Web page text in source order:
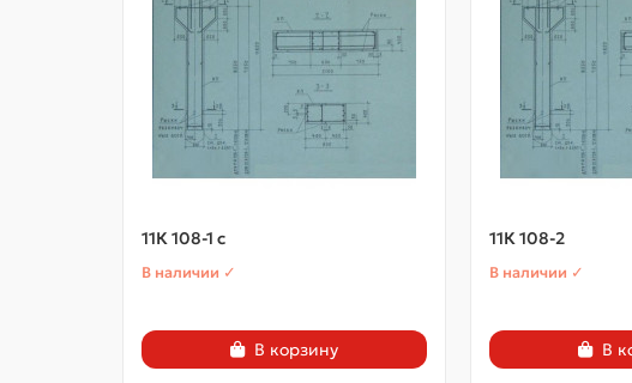
11К 108-1 с
В наличии ✓
В корзину
11К 108-2
В наличии ✓
В